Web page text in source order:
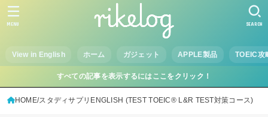
View in English ホーム ガジェット APPLE製品 TOEIC攻
SEARCH
MENU
すべての記事を表示するにはここをクリック！
HOME スタディサプリENGLISH (TEST TOEIC® L&R TEST対策コース)